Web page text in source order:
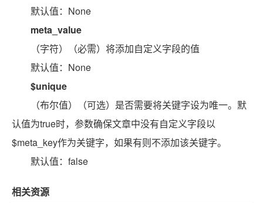
默认值：None
meta_value
（字符）（必需）将添加自定义字段的值
默认值：None
$unique
（布尔值）（可选）是否需要将关键字设为唯一。默
认值为true时，参数确保文章中没有自定义字段以
$meta_key作为关键字，如果有则不添加该关键字。
默认值：false
相关资源